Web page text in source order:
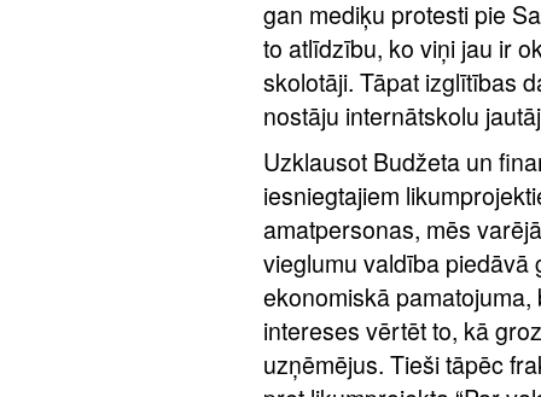
gan mediķu protesti pie
to atlīdzību, ko viņi jau ir
skolotāji. Tāpat izglītības
nostāju internātskolu
Uzklausot Budžeta un
iesniegtajiem
amatpersonas, mēs
vieglumu valdība
ekonomiskā
intereses vērtēt to, kā
uzņēmējus. Tieši tāpēc